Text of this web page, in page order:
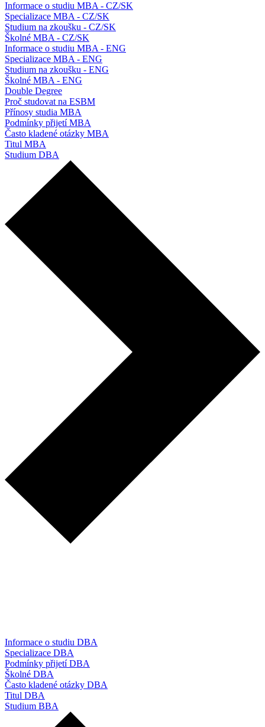
Informace o studiu MBA - CZ/SK
Specializace MBA - CZ/SK
Studium na zkoušku - CZ/SK
Školné MBA - CZ/SK
Informace o studiu MBA - ENG
Specializace MBA - ENG
Studium na zkoušku - ENG
Školné MBA - ENG
Double Degree
Proč studovat na ESBM
Přínosy studia MBA
Podmínky přijetí MBA
Často kladené otázky MBA
Titul MBA
Studium DBA
Informace o studiu DBA
Specializace DBA
Podmínky přijetí DBA
Školné DBA
Často kladené otázky DBA
Titul DBA
Studium BBA